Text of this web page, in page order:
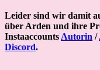
Leider sind wir damit
über Arden und ihre
Instaaccounts Autorin /
Discord.